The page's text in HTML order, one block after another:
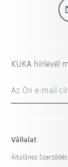
KUKA hírlevél
Az Ön e-mail
Vállalat
Általános